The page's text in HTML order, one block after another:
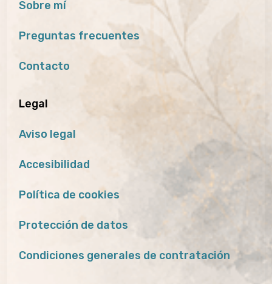
Sobre mí
Preguntas frecuentes
Contacto
Legal
Aviso legal
Accesibilidad
Política de cookies
Protección de datos
Condiciones generales de contratación